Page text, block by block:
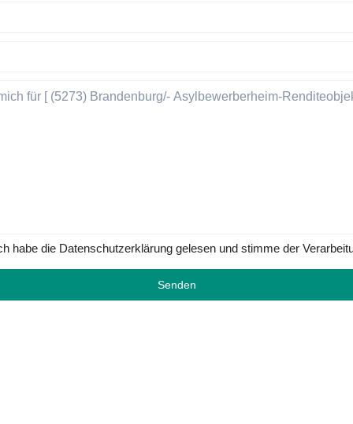
habe die Datenschutzerklärung gelesen und stimme der